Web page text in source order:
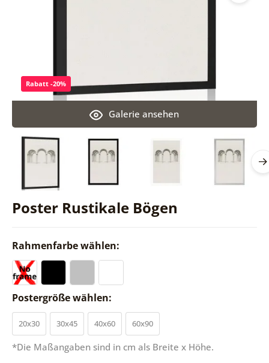
Poster Rustikale Bögen
Galerie ansehen
Rabatt -20%
Rahmenfarbe wählen:
Postergröße wählen:
20x30 30x45 40x60 60x90
*Die Maßangaben sind in cm als Breite x Höhe.